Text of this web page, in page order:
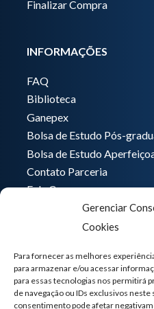
Gerenciar
Cookies
Para fornecer as melhores
para armazenar e/ou acessar
para essas tecnologias nos permitirá
de navegação ou IDs exclusivos
consentimento pode afetar
Finalizar Compra
INFORMAÇÕES
FAQ
Biblioteca
Ganepex
Bolsa de Estudo Pós-
Bolsa de Estudo
Contato Parceria
Fale Conosco